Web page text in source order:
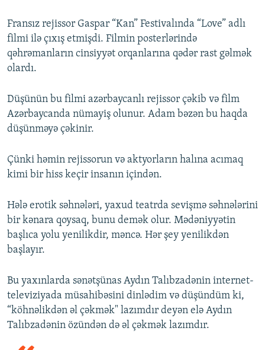
Fransız rejissor Gaspar “Kan” Festivalında “Love” adlı
filmi ilə çıxış etmişdi. Filmin posterlərində
qəhrəmanların cinsiyyət orqanlarına qədər rast gəlmək
olardı.
Düşünün bu filmi azərbaycanlı rejissor çəkib və film
Azərbaycanda nümayiş olunur. Adam bəzən bu haqda
düşünməyə çəkinir.
Çünki həmin rejissorun və aktyorların halına acımaq
kimi bir hiss keçir insanın içindən.
Hələ erotik səhnələri, yaxud teatrda sevişmə səhnələrini
bir kənara qoysaq, bunu demək olur. Mədəniyyətin
başlıca yolu yenilikdir, məncə. Hər şey yenilikdən
başlayır.
Bu yaxınlarda sənətşünas Aydın Talıbzadənin internet-
televiziyada müsahibəsini dinlədim və düşündüm ki,
“köhnəlikdən əl çəkmək" lazımdır deyən elə Aydın
Talıbzadənin özündən də əl çəkmək lazımdır.